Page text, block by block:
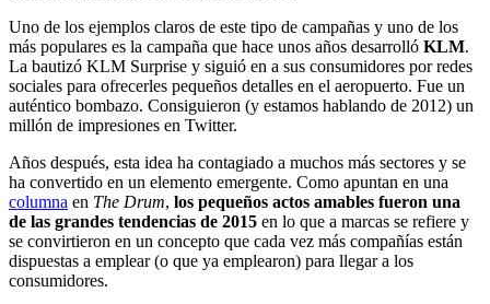
Uno de los ejemplos claros de este tipo de campañas y uno de los
más populares es la campaña que hace unos años desarrolló KLM.
La bautizó KLM Surprise y siguió en a sus consumidores por redes
sociales para ofrecerles pequeños detalles en el aeropuerto. Fue un
auténtico bombazo. Consiguieron (y estamos hablando de 2012) un
millón de impresiones en Twitter.
Años después, esta idea ha contagiado a muchos más sectores y se
ha convertido en un elemento emergente. Como apuntan en una
columna en The Drum, los pequeños actos amables fueron una
de las grandes tendencias de 2015 en lo que a marcas se refiere y
se convirtieron en un concepto que cada vez más compañías están
dispuestas a emplear (o que ya emplearon) para llegar a los
consumidores.